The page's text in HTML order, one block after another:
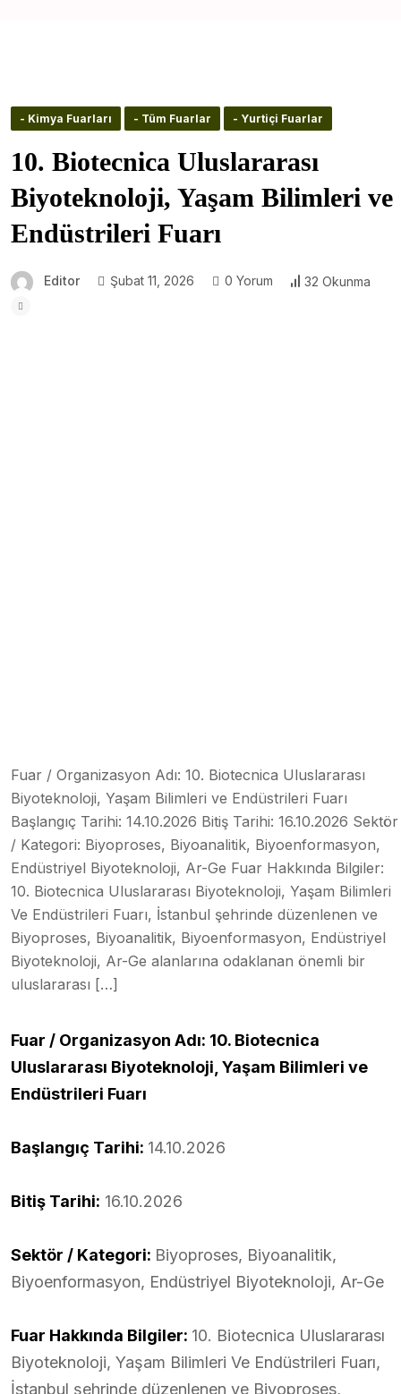
- Kimya Fuarları - Tüm Fuarlar - Yurtiçi Fuarlar
10. Biotecnica Uluslararası
Biyoteknoloji, Yaşam Bilimleri ve
Endüstrileri Fuarı
Editor Şubat 11, 2026 0 Yorum 32 Okunma
Fuar / Organizasyon Adı: 10. Biotecnica Uluslararası
Biyoteknoloji, Yaşam Bilimleri ve Endüstrileri Fuarı
Başlangıç Tarihi: 14.10.2026 Bitiş Tarihi: 16.10.2026 Sektör
/ Kategori: Biyoproses, Biyoanalitik, Biyoenformasyon,
Endüstriyel Biyoteknoloji, Ar-Ge Fuar Hakkında Bilgiler:
10. Biotecnica Uluslararası Biyoteknoloji, Yaşam Bilimleri
Ve Endüstrileri Fuarı, İstanbul şehrinde düzenlenen ve
Biyoproses, Biyoanalitik, Biyoenformasyon, Endüstriyel
Biyoteknoloji, Ar-Ge alanlarına odaklanan önemli bir
uluslararası […]
Fuar / Organizasyon Adı: 10. Biotecnica
Uluslararası Biyoteknoloji, Yaşam Bilimleri ve
Endüstrileri Fuarı
Başlangıç Tarihi: 14.10.2026
Bitiş Tarihi: 16.10.2026
Sektör / Kategori: Biyoproses, Biyoanalitik,
Biyoenformasyon, Endüstriyel Biyoteknoloji, Ar-Ge
Fuar Hakkında Bilgiler: 10. Biotecnica Uluslararası
Biyoteknoloji, Yaşam Bilimleri Ve Endüstrileri Fuarı,
İstanbul şehrinde düzenlenen ve Biyoproses,